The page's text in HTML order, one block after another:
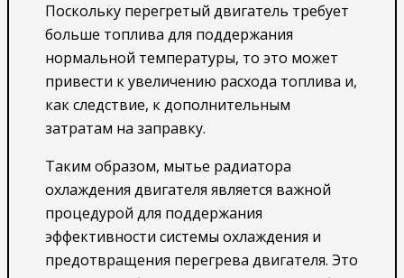
Поскольку перегретый двигатель требует
больше топлива для поддержания
нормальной температуры, то это может
привести к увеличению расхода топлива и,
как следствие, к дополнительным
затратам на заправку.
Таким образом, мытье радиатора
охлаждения двигателя является важной
процедурой для поддержания
эффективности системы охлаждения и
предотвращения перегрева двигателя. Это